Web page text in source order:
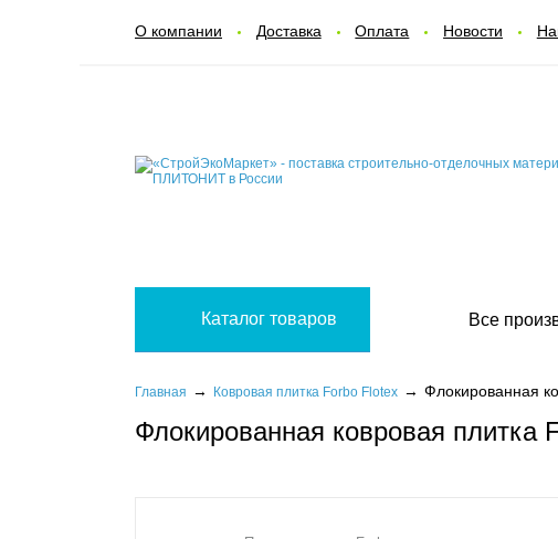
О компании Доставка Оплата Новости
Каталог товаров Все
Главная Ковровая плитка Forbo Flotex Флокированная
Флокированная ковровая плитка